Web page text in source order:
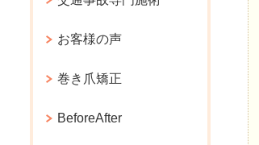
お客様の声
巻き爪矯正
BeforeAfter